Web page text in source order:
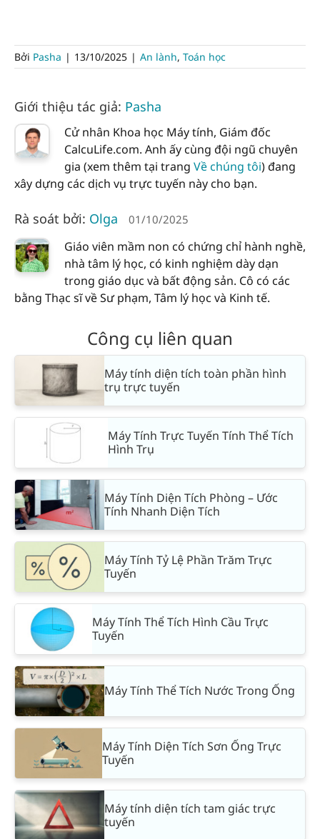
Bởi Pasha | 13/10/2025 | An lành, Toán học
Giới thiệu tác giả: Pasha
Cử nhân Khoa học Máy tính, Giám đốc
CalcuLife.com. Anh ấy cùng đội ngũ chuyên
gia (xem thêm tại trang Về chúng tôi) đang
xây dựng các dịch vụ trực tuyến này cho bạn.
Rà soát bởi: Olga 01/10/2025
Giáo viên mầm non có chứng chỉ hành nghề,
nhà tâm lý học, có kinh nghiệm dày dạn
trong giáo dục và bất động sản. Cô có các
bằng Thạc sĩ về Sư phạm, Tâm lý học và Kinh tế.
Công cụ liên quan
Máy tính diện tích toàn phần hình
trụ trực tuyến
Máy Tính Trực Tuyến Tính Thể Tích
Hình Trụ
Máy Tính Diện Tích Phòng – Ước
Tính Nhanh Diện Tích
Máy Tính Tỷ Lệ Phần Trăm Trực
Tuyến
Máy Tính Thể Tích Hình Cầu Trực
Tuyến
Máy Tính Thể Tích Nước Trong Ống
Máy Tính Diện Tích Sơn Ống Trực
Tuyến
Máy tính diện tích tam giác trực
tuyến